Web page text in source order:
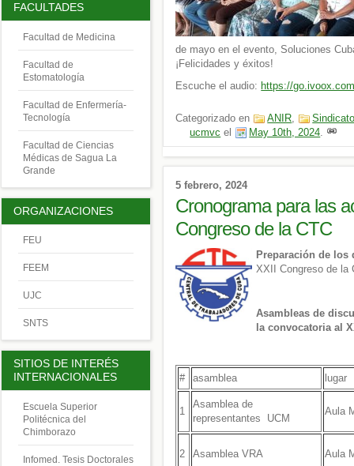
de mayo en el evento, Soluciones
¡Felicidades y éxitos!
Escuche el audio: https://
Categorizado en ANIR,
ucmvc el May 10th, 2024.
5 febrero, 2024
Cronograma para las
Congreso de la CTC
Preparación de
XXII Congreso de la
Asambleas de
la convocatoria al
# asamblea lugar
1
Asamblea de
representantes UCM
Aula
2 Asamblea VRA Aula
FACULTADES
Facultad de Medicina
Facultad de
Estomatología
Facultad de Enfermería-
Tecnología
Facultad de Ciencias
Médicas de Sagua La
Grande
ORGANIZACIONES
FEU
FEEM
UJC
SNTS
SITIOS DE INTERÉS
INTERNACIONALES
Escuela Superior
Politécnica del
Chimborazo
Infomed. Tesis Doctorales